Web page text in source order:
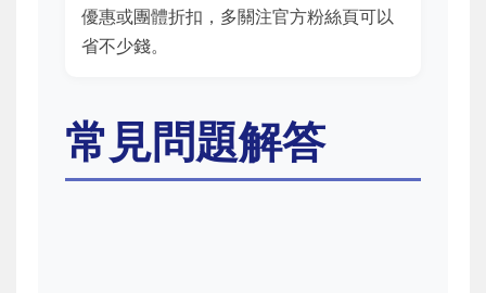
優惠或團體折扣，多關注官方粉絲頁可以
省不少錢。
常見問題解答